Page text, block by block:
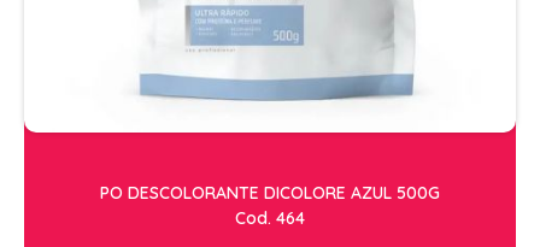
FINALIZADORES
LAMINAS E PENTES MAQUINA
PENTES
POMADAS + GEL
TESOURAS
PO DESCOLORANTE DICOLORE AZUL 500G
Cod. 464